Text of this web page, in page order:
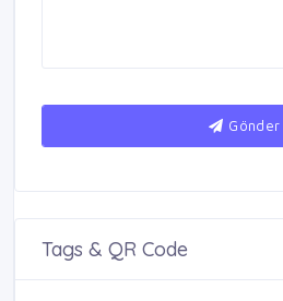
Gönder
Tags & QR Code